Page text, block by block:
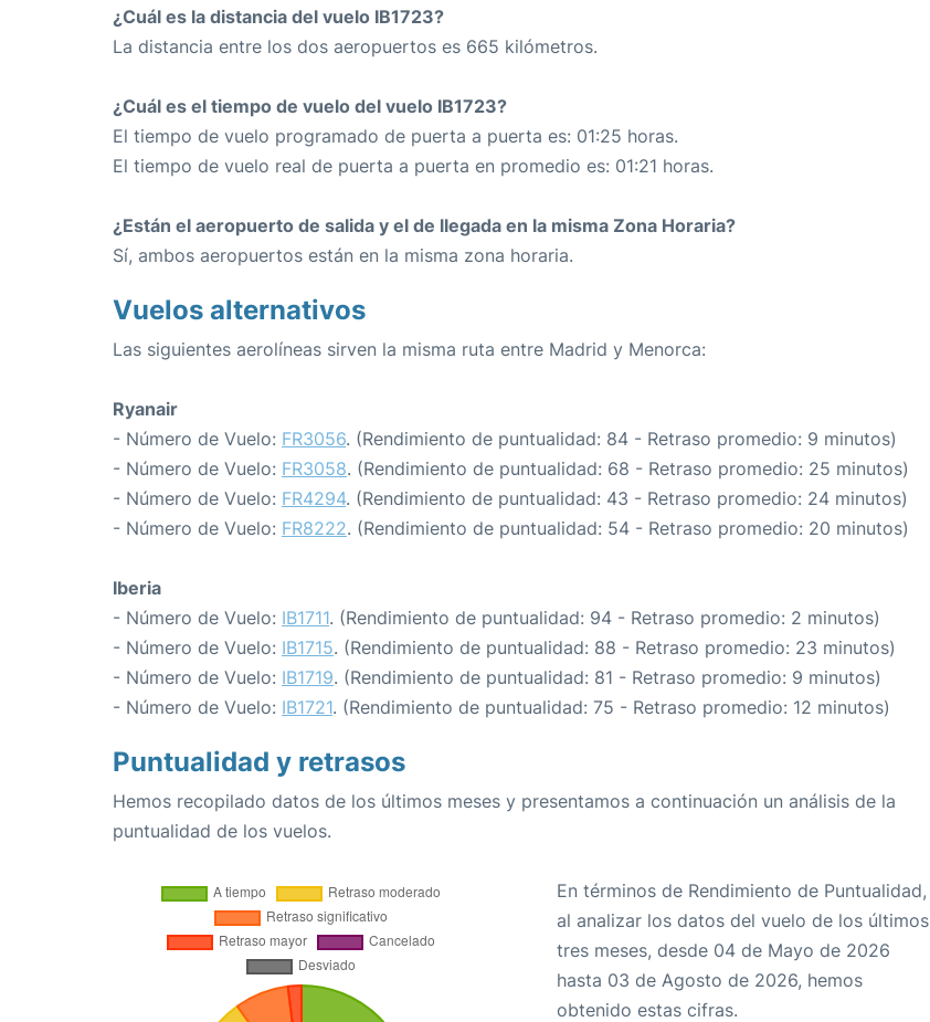
¿Cuál es la distancia del vuelo IB1723?
La distancia entre los dos aeropuertos es 665 kilómetros.
¿Cuál es el tiempo de vuelo del vuelo IB1723?
El tiempo de vuelo programado de puerta a puerta es: 01:25 horas.
El tiempo de vuelo real de puerta a puerta en promedio es: 01:21 horas.
¿Están el aeropuerto de salida y el de llegada en la misma Zona Horaria?
Sí, ambos aeropuertos están en la misma zona horaria.
Vuelos alternativos
Las siguientes aerolíneas sirven la misma ruta entre Madrid y Menorca:
Ryanair
- Número de Vuelo: FR3056. (Rendimiento de puntualidad: 84 - Retraso promedio: 9 minutos)
- Número de Vuelo: FR3058. (Rendimiento de puntualidad: 68 - Retraso promedio: 25 minutos)
- Número de Vuelo: FR4294. (Rendimiento de puntualidad: 43 - Retraso promedio: 24 minutos)
- Número de Vuelo: FR8222. (Rendimiento de puntualidad: 54 - Retraso promedio: 20 minutos)
Iberia
- Número de Vuelo: IB1711. (Rendimiento de puntualidad: 94 - Retraso promedio: 2 minutos)
- Número de Vuelo: IB1715. (Rendimiento de puntualidad: 88 - Retraso promedio: 23 minutos)
- Número de Vuelo: IB1719. (Rendimiento de puntualidad: 81 - Retraso promedio: 9 minutos)
- Número de Vuelo: IB1721. (Rendimiento de puntualidad: 75 - Retraso promedio: 12 minutos)
Puntualidad y retrasos
Hemos recopilado datos de los últimos meses y presentamos a continuación un análisis de la
puntualidad de los vuelos.
En términos de Rendimiento de Puntualidad,
al analizar los datos del vuelo de los últimos
tres meses, desde 04 de Mayo de 2026
hasta 03 de Agosto de 2026, hemos
obtenido estas cifras.